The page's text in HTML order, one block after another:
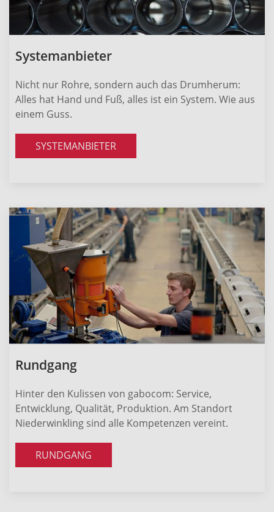
Systemanbieter
Nicht nur Rohre, sondern auch das Drumherum:
Alles hat Hand und Fuß, alles ist ein System. Wie aus
einem Guss.
SYSTEMANBIETER
Rundgang
Hinter den Kulissen von gabocom: Service,
Entwicklung, Qualität, Produktion. Am Standort
Niederwinkling sind alle Kompetenzen vereint.
RUNDGANG